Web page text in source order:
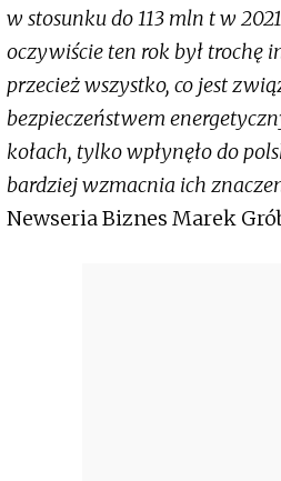
w stosunku do 113 mln t w
oczywiście ten rok był trochę
przecież wszystko, co jest
bezpieczeństwem
kołach, tylko wpłynęło do
bardziej wzmacnia ich
Newseria Biznes Marek